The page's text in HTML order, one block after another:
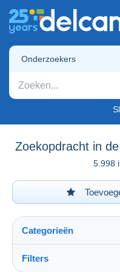
Onderzoekers
Zoekopdracht in
5.998
Categorieën
Filters